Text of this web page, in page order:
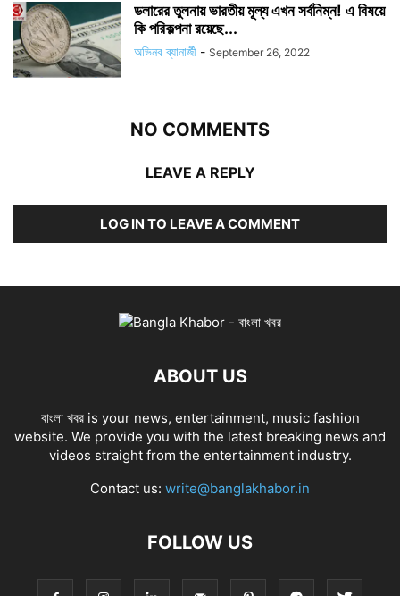
ডলারের তুলনায় ভারতীয় মূল্য এখন সর্বনিম্ন! এ বিষয়ে
কি পরিকল্পনা রয়েছে...
অভিনব ব্যানার্জী - September 26, 2022
NO COMMENTS
LEAVE A REPLY
LOG IN TO LEAVE A COMMENT
ABOUT US
বাংলা খবর is your news, entertainment, music fashion
website. We provide you with the latest breaking news and
videos straight from the entertainment industry.
Contact us: write@banglakhabor.in
FOLLOW US